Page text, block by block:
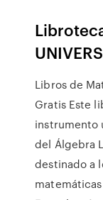
Libros de
Gratis Este
instrumento
del Álgebra
destinado a